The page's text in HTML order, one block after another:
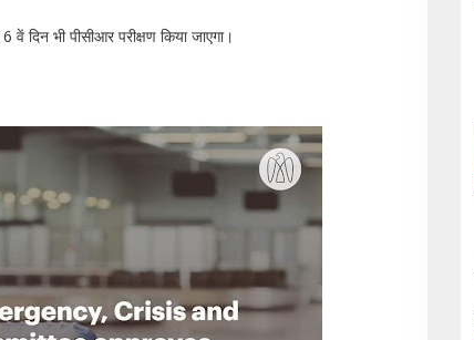
दिन भी पीसीआर परीक्षण किया जाएगा।